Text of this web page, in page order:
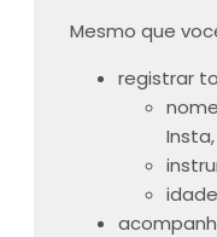
Mesmo que
registrar